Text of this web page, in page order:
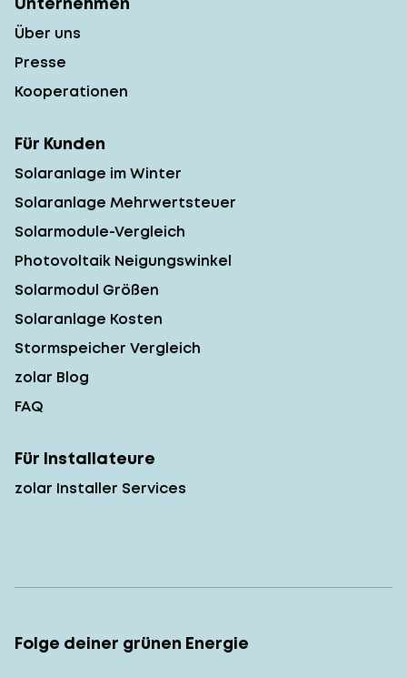
Über uns
Presse
Kooperationen
Für Kunden
Solaranlage im Winter
Solaranlage Mehrwertsteuer
Solarmodule-Vergleich
Photovoltaik Neigungswinkel
Solarmodul Größen
Solaranlage Kosten
Stormspeicher Vergleich
zolar Blog
FAQ
Für Installateure
zolar Installer Services
Folge deiner grünen Energie